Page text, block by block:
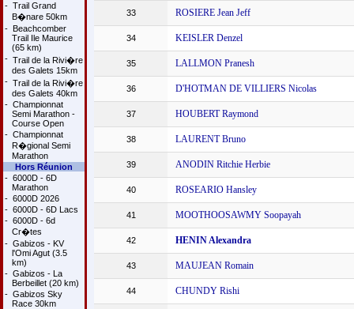
- Trail Grand
B�nare 50km
- Beachcomber
Trail Ile Maurice
(65 km)
- Trail de la Rivi�re
des Galets 15km
- Trail de la Rivi�re
des Galets 40km
- Championnat
Semi Marathon -
Course Open
- Championnat
R�gional Semi
Marathon
Hors Réunion
- 6000D - 6D
Marathon
- 6000D 2026
- 6000D - 6D Lacs
- 6000D - 6d
Cr�tes
- Gabizos - KV
l'Omi Agut (3.5
km)
- Gabizos - La
Berbeillet (20 km)
- Gabizos Sky
Race 30km
33 ROSIERE Jean Jeff
34 KEISLER Denzel
35 LALLMON Pranesh
36 D'HOTMAN DE VILLIERS Nicolas
37 HOUBERT Raymond
38 LAURENT Bruno
39 ANODIN Ritchie Herbie
40 ROSEARIO Hansley
41 MOOTHOOSAWMY Soopayah
42 HENIN Alexandra
43 MAUJEAN Romain
44 CHUNDY Rishi